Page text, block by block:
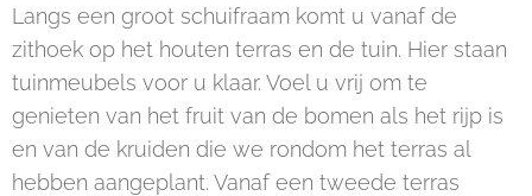
Langs een groot schuifraam komt u vanaf de
zithoek op het houten terras en de tuin. Hier staan
tuinmeubels voor u klaar. Voel u vrij om te
genieten van het fruit van de bomen als het rijp is
en van de kruiden die we rondom het terras al
hebben aangeplant. Vanaf een tweede terras